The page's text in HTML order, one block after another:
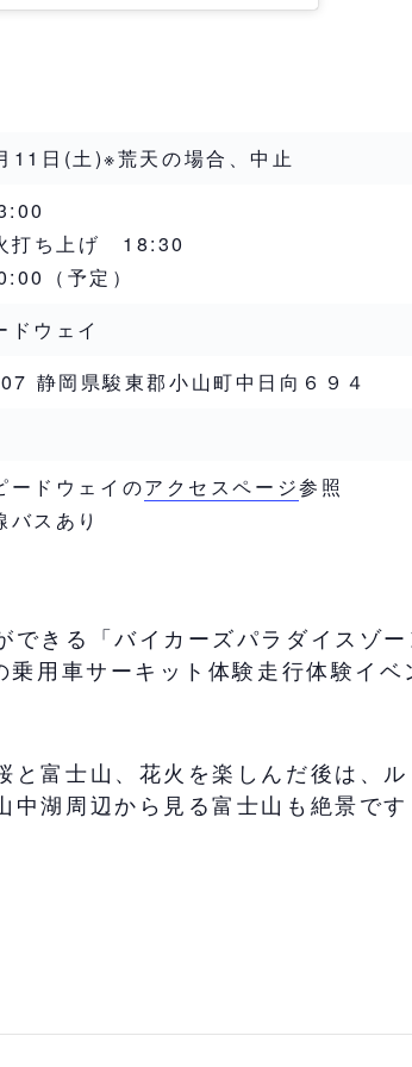
11日(土)※荒天の場合、中止
打ち上げ 18:30
（予定）
ドウェイ
静岡県駿東郡小山町中日向６９４
ードウェイのアクセスページ参照
バスあり
できる「バイカーズパラダイスゾ
用車サーキット体験走行体験イベ
と富士山、花火を楽しんだ後は、
湖周辺から見る富士山も絶景です